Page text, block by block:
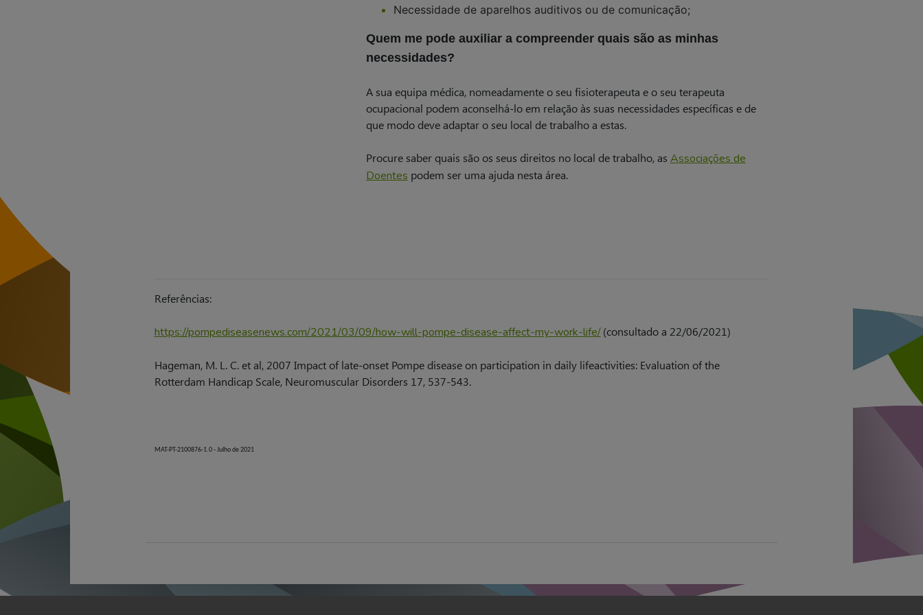
Necessidade de aparelhos auditivos ou de comunicação;
Quem me pode auxiliar a compreender quais são as minhas
necessidades?
A sua equipa médica, nomeadamente o seu fisioterapeuta e o seu terapeuta
ocupacional podem aconselhá-lo em relação às suas necessidades específicas e de
que modo deve adaptar o seu local de trabalho a estas.
Procure saber quais são os seus direitos no local de trabalho, as Associações de
Doentes podem ser uma ajuda nesta área.
Referências:
https://pompediseasenews.com/2021/03/09/how-will-pompe-disease-affect-my-work-life/ (consultado a 22/06/2021)
Hageman, M. L. C. et al, 2007 Impact of late-onset Pompe disease on participation in daily lifeactivities: Evaluation of the
Rotterdam Handicap Scale, Neuromuscular Disorders 17, 537-543.
MAT-PT-2100876-1.0 - Julho de 2021